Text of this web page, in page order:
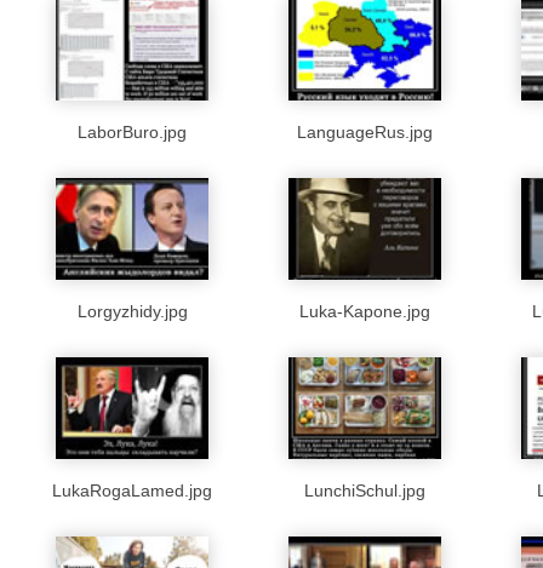
LaborBuro.jpg LanguageRus.jpg
Lorgyzhidy.jpg Luka-Kapone.jpg
LukaRogaLamed.jpg LunchiSchul.jpg